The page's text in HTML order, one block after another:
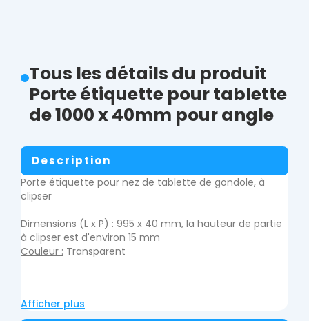
Tous les détails du produit
Porte étiquette pour tablette
de 1000 x 40mm pour angle
Description
Porte étiquette pour nez de tablette de gondole, à
clipser
Dimensions (L x P) : 995 x 40 mm, la hauteur de partie
à clipser est d'environ 15 mm
Couleur : Transparent
Afficher plus